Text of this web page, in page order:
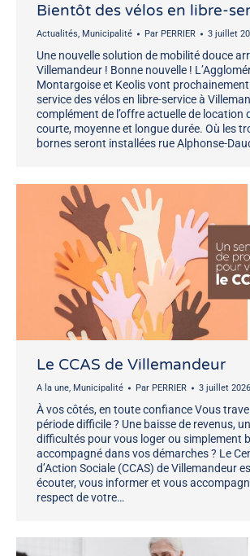
Bientôt des vélos en libre-
Actualités, Municipalité Par PERRIER 3 juillet
Une nouvelle solution de mobilité douce
Villemandeur ! Bonne nouvelle !
Montargoise et Keolis vont
service des vélos en libre-service à
complément de l’offre actuelle de location
courte, moyenne et longue durée. Où les
bornes seront installées rue Alphonse-
Le CCAS de Villemandeur
A la une, Municipalité Par PERRIER 3 juillet 2026
À vos côtés, en toute confiance Vous
période difficile ? Une baisse de revenus,
difficultés pour vous loger ou simplement
accompagné dans vos démarches ? Le
d’Action Sociale (CCAS) de Villemandeur
écouter, vous informer et vous
respect de votre…